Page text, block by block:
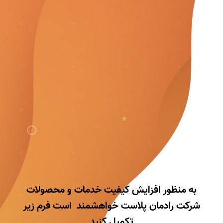
به منظور افزایش کیفیت خدمات و محصولات
شرکت رادمان پلاست خواهشمند است فرم زیر